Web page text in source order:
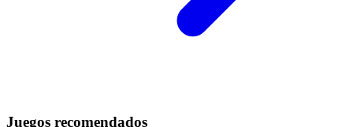
Juegos recomendados